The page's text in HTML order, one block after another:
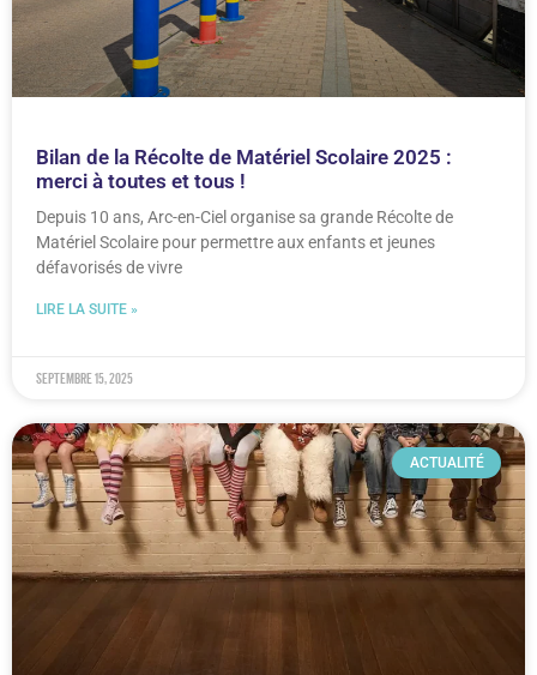
Bilan de la Récolte de Matériel Scolaire 2025 :
merci à toutes et tous !
Depuis 10 ans, Arc-en-Ciel organise sa grande Récolte de
Matériel Scolaire pour permettre aux enfants et jeunes
défavorisés de vivre
LIRE LA SUITE »
septembre 15, 2025
ACTUALITÉ